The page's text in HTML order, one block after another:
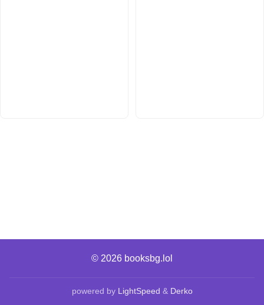
© 2026 booksbg.lol
powered by LightSpeed & Derko